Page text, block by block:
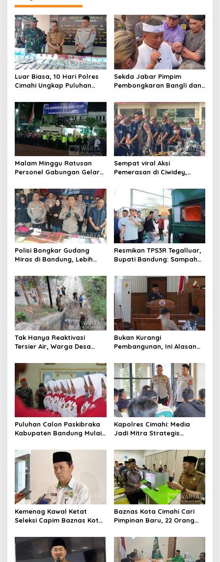
a
s
i
p
o
s
Luar Biasa, 10 Hari Polres
Cimahi Ungkap Puluhan
Ribu Butir OKT
Sekda Jabar Pimpim
Pembongkaran Bangli dan
Kiaracondong
Malam Minggu Ratusan
Personel Gabungan Gelar
Besar Kabupaten Bandung
Sempat viral Aksi
Pemerasan di Ciwidey,
Pelaku
Polisi Bongkar Gudang
Miras di Bandung, Lebih
Resmikan TPS3R Tegalluar,
Bupati Bandung: Sampah
Pemerintah
Tak Hanya Reaktivasi
Tersier Air, Warga Desa
Alternatif di Padalarang
Bukan Kurangi
Pembangunan, Ini Alasan
Pengurangan Belanja
Daerah
Puluhan Calon Paskibraka
Kabupaten Bandung Mulai
Kapolres Cimahi: Media
Jadi Mitra Strategis
Publik
Kemenag Kawal Ketat
Seleksi Capim Baznas Kota
Komisioner Baznas
Berintegritas
Baznas Kota Cimahi Cari
Pimpinan Baru, 22 Orang